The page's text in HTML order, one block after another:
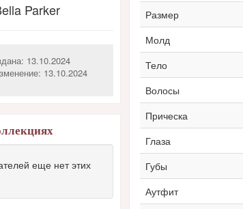
Parker
13.10.2024
13.10.2024
еще нет этих
Размер
Молд
Тело
Волосы
Прическа
Глаза
Губы
Аутфит